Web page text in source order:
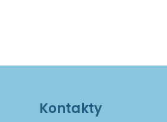
Kontakty